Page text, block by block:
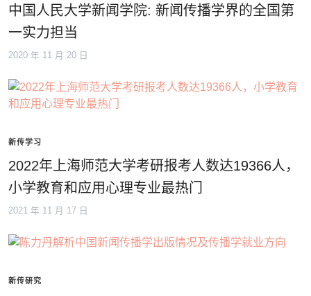
中国人民大学新闻学院: 新闻传播学界的全国第
一实力担当
2020 年 11 月 20 日
新传学习
2022年上海师范大学考研报考人数达19366人，
小学教育和应用心理专业最热门
2021 年 11 月 17 日
新传研究